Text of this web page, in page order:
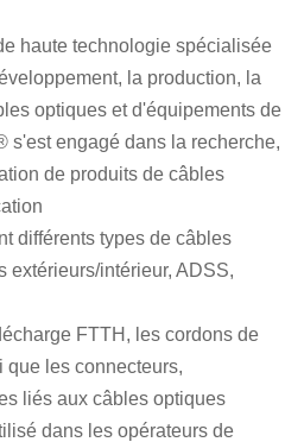
haute technologie spécialisée
la production, la
optiques et d'équipements de
s'est engagé dans la recherche,
de produits de câbles
différents types de câbles
extérieurs/intérieur, ADSS,
FTTH, les cordons de
que les connecteurs,
liés aux câbles optiques
dans les opérateurs de